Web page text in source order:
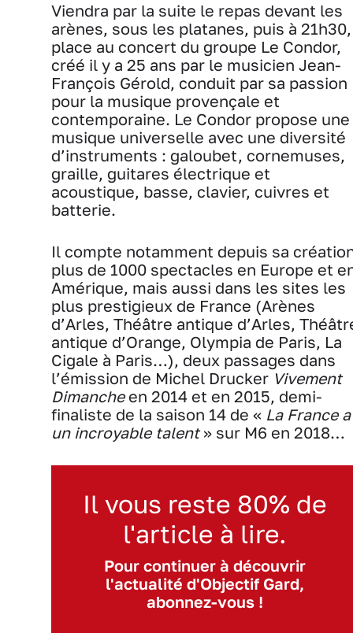
Viendra par la suite le repas devant les
arènes, sous les platanes, puis à 21h30,
place au concert du groupe Le Condor,
créé il y a 25 ans par le musicien Jean-
François Gérold, conduit par sa passion
pour la musique provençale et
contemporaine. Le Condor propose une
musique universelle avec une diversité
d’instruments : galoubet, cornemuses,
graille, guitares électrique et
acoustique, basse, clavier, cuivres et
batterie.
Il compte notamment depuis sa
plus de 1000 spectacles en Europe et
Amérique, mais aussi dans les sites les
plus prestigieux de France (Arènes
d’Arles, Théâtre antique d’Arles,
antique d’Orange, Olympia de Paris, La
Cigale à Paris…), deux passages dans
l’émission de Michel Drucker Vivement
Dimancheen 2014 et en 2015, demi-
finaliste de la saison 14 de « La France a
un incroyable talent» sur M6 en 2018…
Il vous reste 80% de
l'article à lire.
Pour continuer à découvrir
l'actualité d'Objectif Gard,
abonnez-vous !